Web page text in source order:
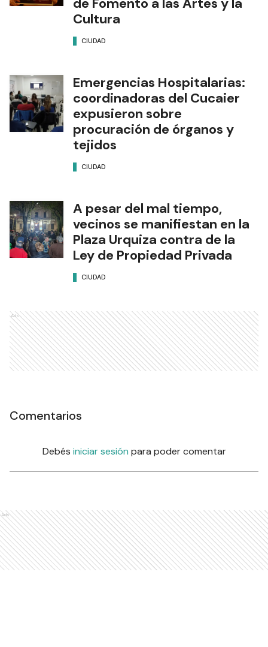
Cultura
CIUDAD
Emergencias Hospitalarias:
coordinadoras del Cucaier
expusieron sobre
procuración de órganos y
tejidos
CIUDAD
A pesar del mal tiempo,
vecinos se manifiestan en la
Plaza Urquiza contra de la
Ley de Propiedad Privada
CIUDAD
Ads
Comentarios
Debés iniciar sesión para poder comentar
Ads